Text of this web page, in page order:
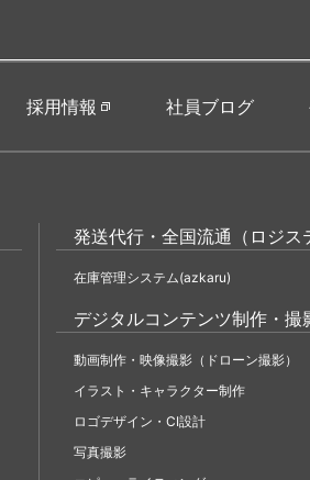
採用情報 社員ブログ
発送代行・全国流通（ロジス
在庫管理システム(azkaru)
デジタルコンテンツ制作・撮
動画制作・映像撮影（ドローン撮影）
イラスト・キャラクター制作
ロゴデザイン・CI設計
写真撮影